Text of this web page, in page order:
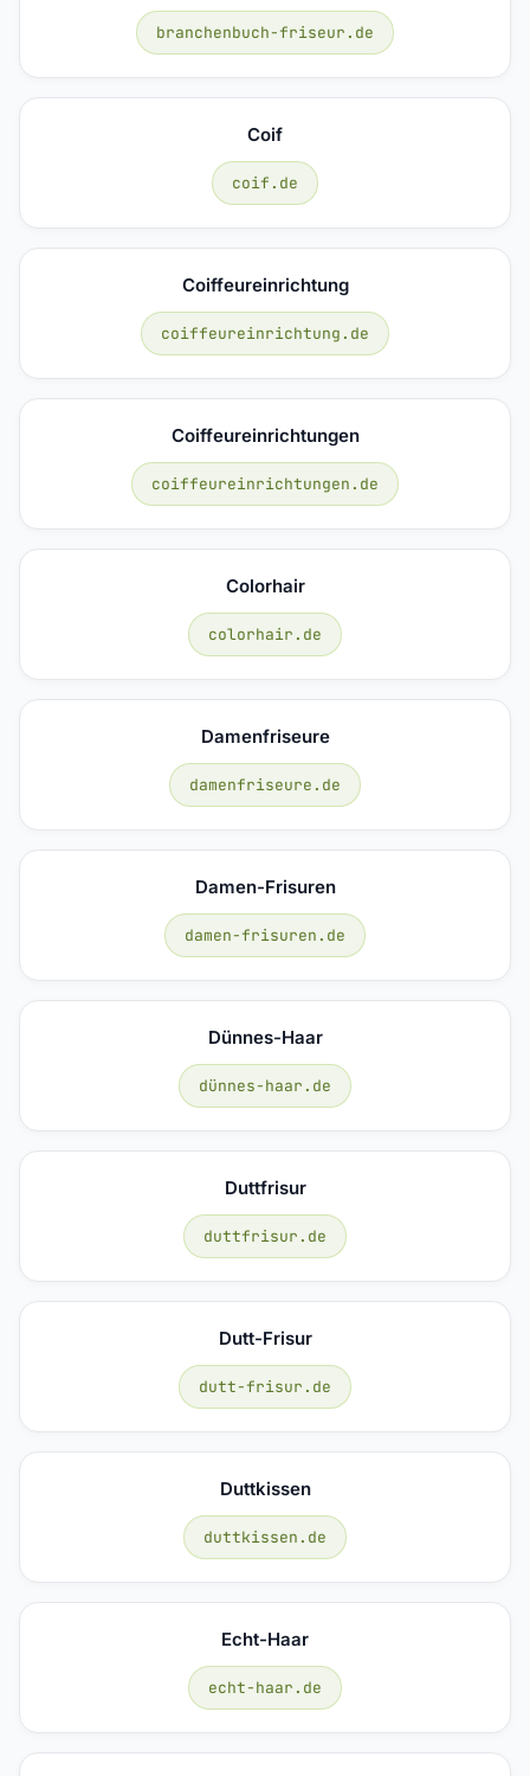
branchenbuch-friseur.de
Coif
coif.de
Coiffeureinrichtung
coiffeureinrichtung.de
Coiffeureinrichtungen
coiffeureinrichtungen.de
Colorhair
colorhair.de
Damenfriseure
damenfriseure.de
Damen-Frisuren
damen-frisuren.de
Dünnes-Haar
dünnes-haar.de
Duttfrisur
duttfrisur.de
Dutt-Frisur
dutt-frisur.de
Duttkissen
duttkissen.de
Echt-Haar
echt-haar.de